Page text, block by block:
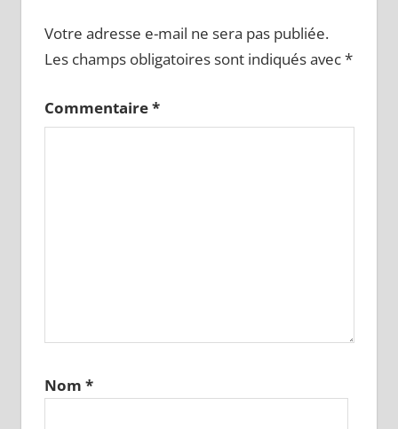
Votre adresse e-mail ne sera pas publiée.
Les champs obligatoires sont indiqués avec*
Commentaire*
Nom *